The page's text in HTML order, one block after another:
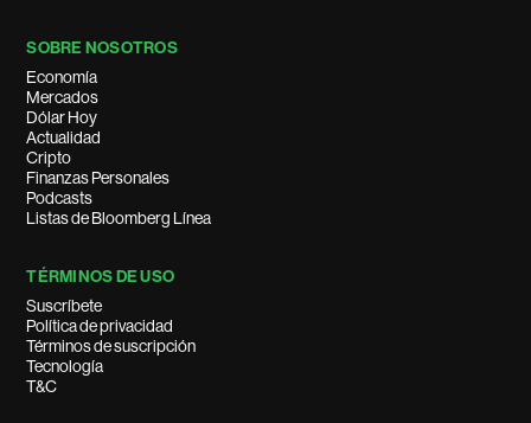
SOBRE NOSOTROS
Economía
Mercados
Dólar Hoy
Actualidad
Cripto
Finanzas Personales
Podcasts
Listas de Bloomberg Línea
TÉRMINOS DE USO
Suscríbete
Política de privacidad
Términos de suscripción
Tecnología
T&C